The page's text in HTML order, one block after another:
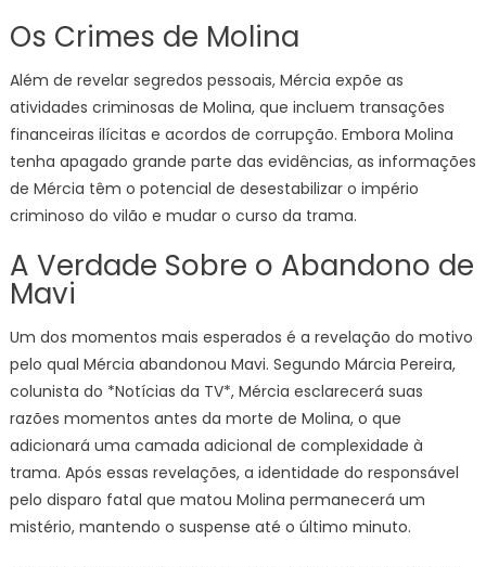
Os Crimes de Molina
Além de revelar segredos pessoais, Mércia expõe as
atividades criminosas de Molina, que incluem transações
financeiras ilícitas e acordos de corrupção. Embora Molina
tenha apagado grande parte das evidências, as informações
de Mércia têm o potencial de desestabilizar o império
criminoso do vilão e mudar o curso da trama.
A Verdade Sobre o Abandono de
Mavi
Um dos momentos mais esperados é a revelação do motivo
pelo qual Mércia abandonou Mavi. Segundo Márcia Pereira,
colunista do *Notícias da TV*, Mércia esclarecerá suas
razões momentos antes da morte de Molina, o que
adicionará uma camada adicional de complexidade à
trama. Após essas revelações, a identidade do responsável
pelo disparo fatal que matou Molina permanecerá um
mistério, mantendo o suspense até o último minuto.